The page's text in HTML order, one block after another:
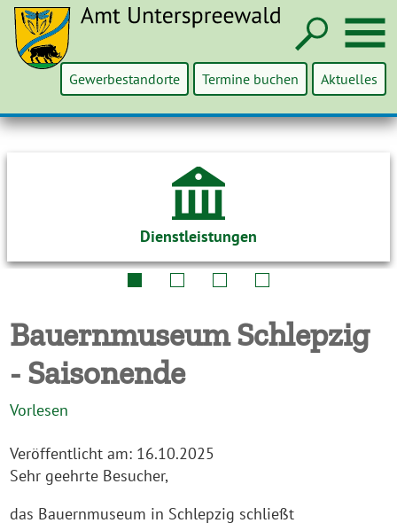
Gewerbestandorte Termine buchen Aktuelles
Dienstleistungen
Bauernmuseum Schlepzig
- Saisonende
Vorlesen
Veröffentlicht am: 16.10.2025
Sehr geehrte Besucher,
das Bauernmuseum in Schlepzig schließt